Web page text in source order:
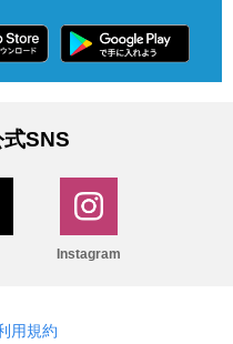
SNS
Instagram
用規約